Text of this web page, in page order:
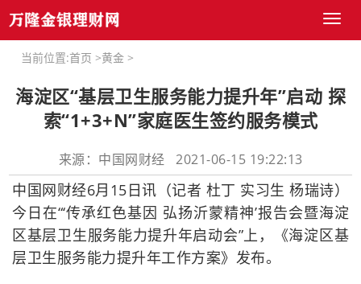
Toggle
当前位置:首页 >黄金 >
海淀区“基层卫生服务能力提升年”启动 探
索“1+3+N”家庭医生签约服务模式
来源：中国网财经 2021-06-15 19:22:13
中国网财经6月15日讯（记者 杜丁 实习生 杨瑞诗）
今日在“‘传承红色基因 弘扬沂蒙精神’报告会暨海淀
区基层卫生服务能力提升年启动会”上，《海淀区基
层卫生服务能力提升年工作方案》发布。